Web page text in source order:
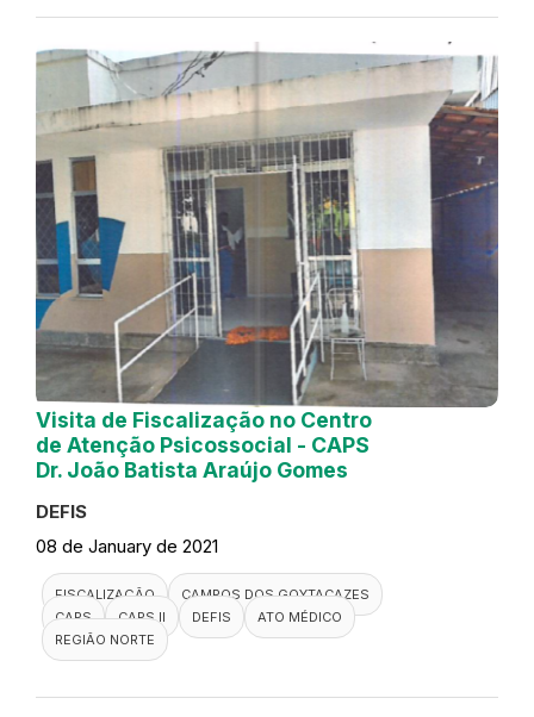
Visita de Fiscalização no Centro
de Atenção Psicossocial - CAPS
Dr. João Batista Araújo Gomes
DEFIS
08 de January de 2021
FISCALIZAÇÃO
CAMPOS DOS GOYTACAZES
CAPS
CAPS II DEFIS
ATO MÉDICO
REGIÃO NORTE